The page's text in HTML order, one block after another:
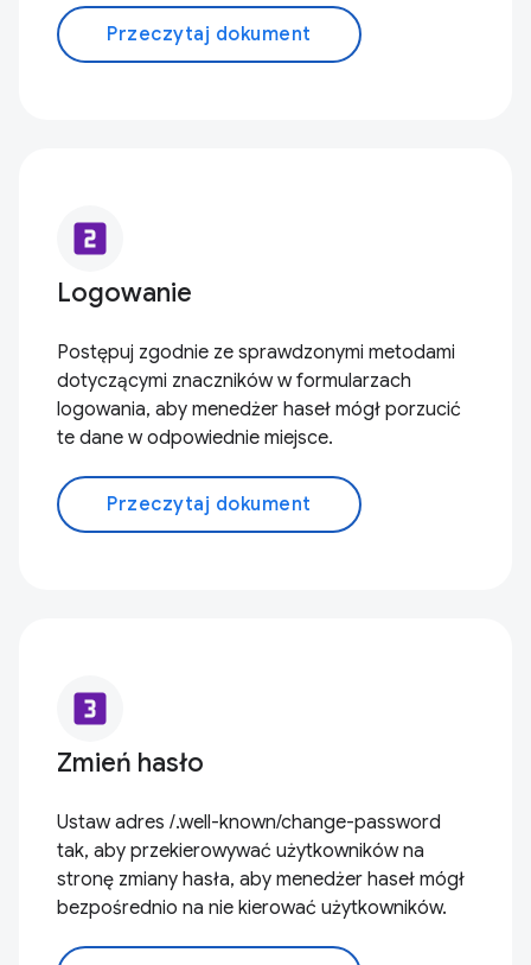
Przeczytaj dokument
looks_two
Logowanie
Postępuj zgodnie ze sprawdzonymi metodami
dotyczącymi znaczników w formularzach
logowania, aby menedżer haseł mógł porzucić
te dane w odpowiednie miejsce.
Przeczytaj dokument
looks_3
Zmień hasło
Ustaw adres /.well-known/change-password
tak, aby przekierowywać użytkowników na
stronę zmiany hasła, aby menedżer haseł mógł
bezpośrednio na nie kierować użytkowników.